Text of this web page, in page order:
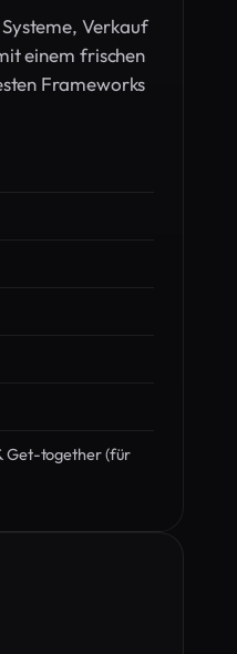
Verkauf
einem frischen
Frameworks
Get-together (für